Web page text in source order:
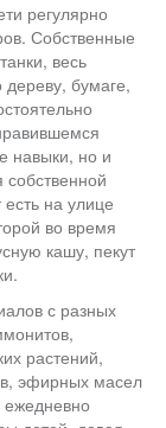
регулярно
Собственные
весь
бумаге,
навыки, но и
на улице
во время
кашу, пекут
с разных
растений,
эфирных масел
ежедневно